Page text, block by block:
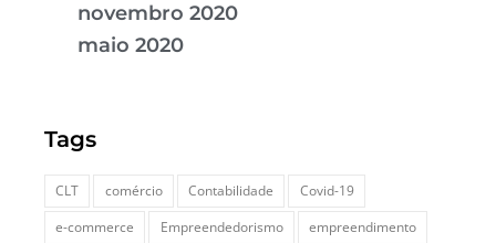
novembro 2020
maio 2020
Tags
CLT comércio Contabilidade
Covid-19
e-commerce
Empreendedorismo
empreendimento